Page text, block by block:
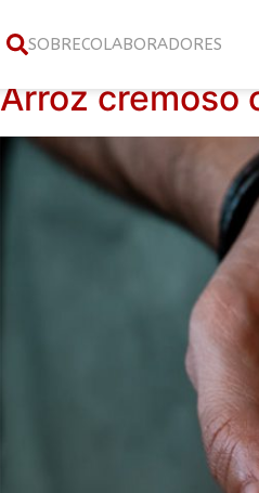
SOBRECOLABORADORES
Tag:curry
Arroz cremoso